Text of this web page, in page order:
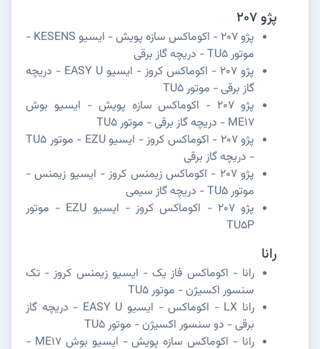
پژو 207
پژو 207 - اکوماکس سازه پویش - ایسیو KESENS -
موتور TU5 - دریچه گاز برقی
پژو 207 - اکوماکس کروز - ایسیو EASY U - دریچه
گاز برقی - موتور TU5
پژو 207 - اکوماکس سازه پویش - ایسیو بوش
ME17 - دریچه گاز برقی - موتور TU5
پژو 207 - اکوماکس کروز - ایسیو EZU - موتور TU5
- دریچه گاز برقی
پژو 207 - اکوماکس زیمنس کروز - ایسیو زیمنس -
موتور TU5 - دریچه گاز سیمی
پژو 207 - اکوماکس کروز - ایسیو EZU - موتور
TU5P
رانا
رانا - اکوماکس فاز یک - ایسیو زیمنس کروز - تک
سنسور اکسیژن - موتور TU5
رانا LX - اکوماکس - ایسیو EASY U - دریچه گاز
برقی - دو سنسور اکسیژن - موتور TU5
رانا - اکوماکس سازه پویش - ایسیو بوش ME17 -